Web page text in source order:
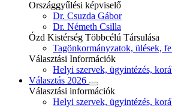
Országgyűlési képviselő
Dr. Csuzda Gábor
Dr. Németh Csilla
Ózd Kistérség Többcélú Társulása
Tagönkormányzatok, ülések,
Választási Információk
Helyi szervek, ügyintézés,
Választás 2026
Választási információk
Helyi szervek, ügyintézés,